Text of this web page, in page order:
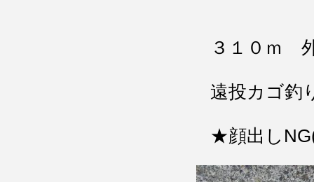
３１０ｍ
遠投カゴ釣
★顔出し